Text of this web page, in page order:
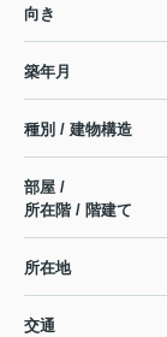
向き
築年月
種別 / 建物構造
部屋 /
所在階 / 階建て
所在地
交通